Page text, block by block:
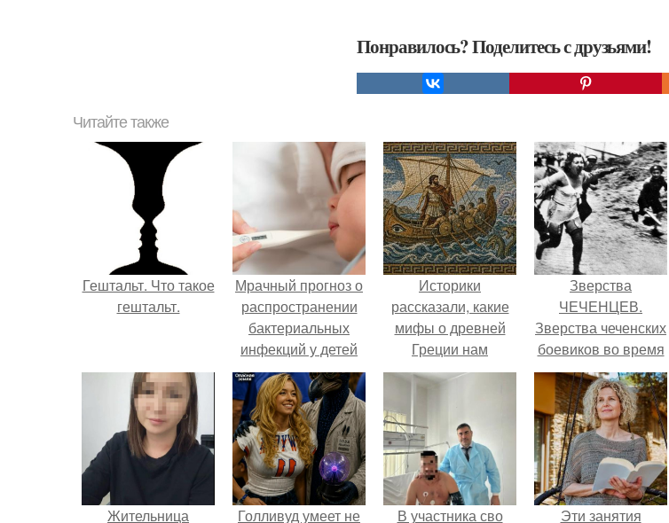
Понравилось? Поделитесь с друзьями!
Читайте также
Гештальт. Что такое
гештальт.
Мрачный прогноз о
распространении
бактериальных
инфекций у детей
вышел.
Историки
рассказали, какие
мифы о древней
Греции нам
навязало кино.
Зверства
ЧЕЧЕНЦЕВ.
Зверства чеченских
боевиков во время
первой чеченской.
Жительница Голливуд умеет не В участника сво Эти занятия